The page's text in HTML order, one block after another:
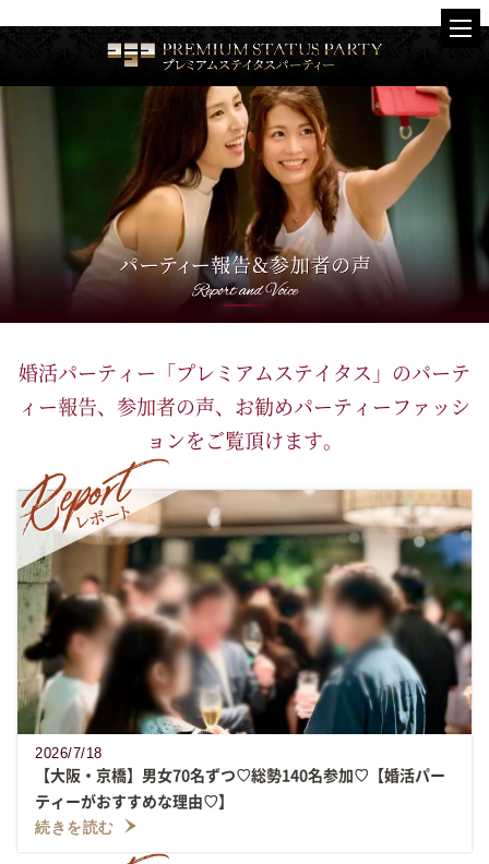
婚活パーティー「プレミアムステイタス」のパーテ
ィー報告、参加者の声、お勧めパーティーファッシ
ョンをご覧頂けます。
2026/7/18
【大阪・京橋】男女70名ずつ♡総勢140名参加♡【婚活パー
ティーがおすすめな理由♡】
続きを読む